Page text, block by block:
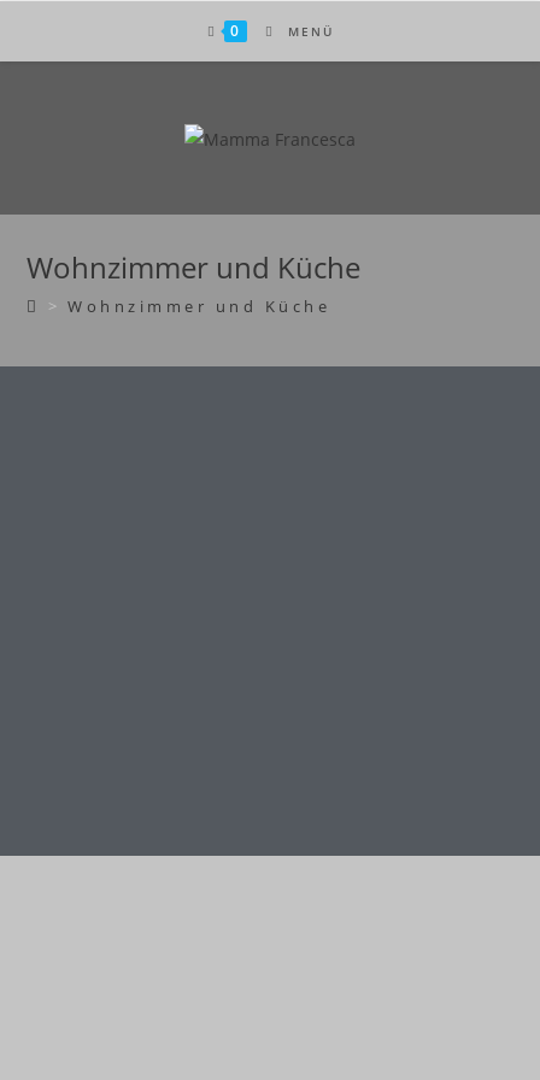
0 MENÜ
Wohnzimmer und Küche
> Wohnzimmer und Küche